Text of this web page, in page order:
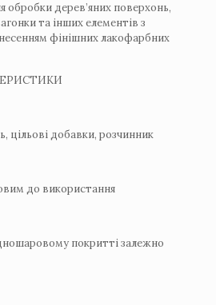
обробки дерев’яних поверхонь,
та інших елементів з
фінішних лакофарбних
цільові добавки, розчинник
до використання
покритті залежно